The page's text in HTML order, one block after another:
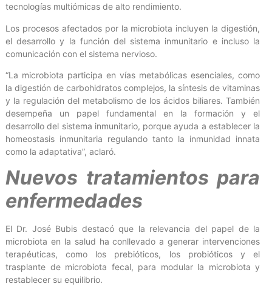
tecnologías multiómicas de alto rendimiento.
Los procesos afectados por la microbiota incluyen la digestión,
el desarrollo y la función del sistema inmunitario e incluso la
comunicación con el sistema nervioso.
“La microbiota participa en vías metabólicas esenciales, como
la digestión de carbohidratos complejos, la síntesis de vitaminas
y la regulación del metabolismo de los ácidos biliares. También
desempeña un papel fundamental en la formación y el
desarrollo del sistema inmunitario, porque ayuda a establecer la
homeostasis inmunitaria regulando tanto la inmunidad innata
como la adaptativa”, aclaró.
Nuevos tratamientos para
enfermedades
El Dr. José Bubis destacó que la relevancia del papel de la
microbiota en la salud ha conllevado a generar intervenciones
terapéuticas, como los prebióticos, los probióticos y el
trasplante de microbiota fecal, para modular la microbiota y
restablecer su equilibrio.